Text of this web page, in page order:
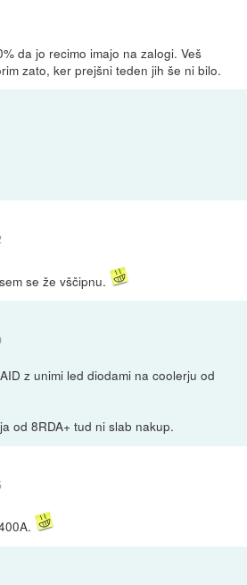
da jo recimo imajo na zalogi. Veš
zato, ker prejšni teden jih še ni bilo.
se že vščipnu.
z unimi led diodami na coolerju od
od 8RDA+ tud ni slab nakup.